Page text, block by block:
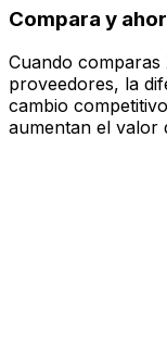
Compara y
Cuando
proveedores, la
cambio
aumentan el valor